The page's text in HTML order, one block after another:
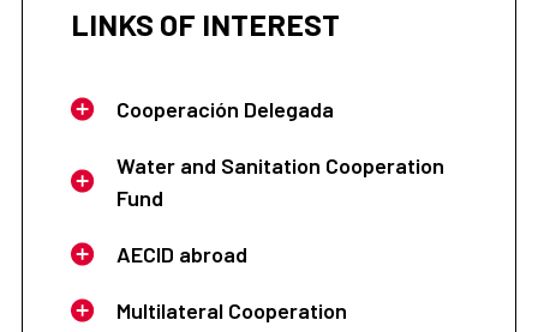
LINKS OF INTEREST
Cooperación Delegada
Water and Sanitation Cooperation
Fund
AECID abroad
Multilateral Cooperation